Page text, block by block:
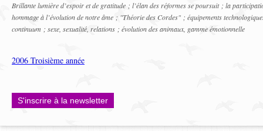
Brillante lumière d’espoir et de gratitude ; l’élan des réformes se poursuit ; la
hommage à l’évolution de notre âme ; "Théorie des Cordes" ; équipements
continuum ; sexe, sexualité, relations ; évolution des animaux, gamme émotionnelle
2006 Troisième année
S'inscrire à la newsletter